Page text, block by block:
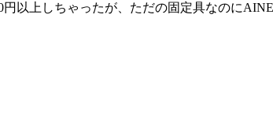
円以上しちゃったが、ただの固定具なのに